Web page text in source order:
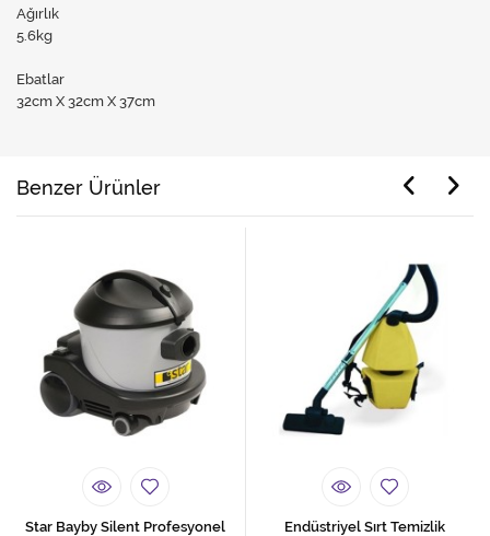
Ağırlık
5.6kg
Ebatlar
32cm X 32cm X 37cm
Benzer Ürünler
Star Bayby Silent Profesyonel
Endüstriyel Sırt Temizlik